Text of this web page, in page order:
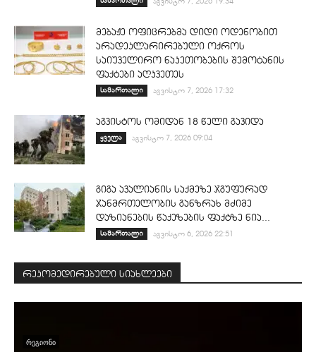
მებაჟე ოფიცრებმა დიდი ოდენობით
არადეკლარირებული ოქროს
საიუველირო ნაკეთობების შემოტანის
ფაქტები აღკვეთეს
სამართალი აგვისტო 7, 2026 17:32
აგვისტოს ომიდან 18 წელი გავიდა
ყველა აგვისტო 7, 2026 09:04
გიგა ავალიანის საქმეზე ჯგუფურად
ჯანმრთელობის განზრახ მძიმე
დაზიანების წაქეზების ფაქტზე ნია...
სამართალი აგვისტო 6, 2026 22:51
რეკომედირებული სიახლეები
ᲠᲔᲒᲘᲝᲜᲘ